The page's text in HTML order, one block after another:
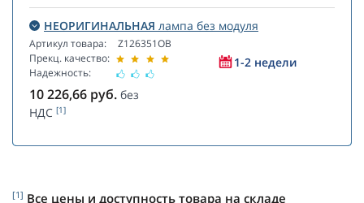
НЕОРИГИНАЛЬНАЯ лампа без модуля
Артикул товара:
Прекц. качество:
Надежность:
Z126351OB
1-2 недели
10 226,66 руб. без
НДС [1]
[1] Все цены и доступность товара на складе